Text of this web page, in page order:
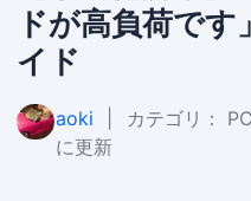
ドが高負荷で
イド
aoki カテゴリ：
に更新